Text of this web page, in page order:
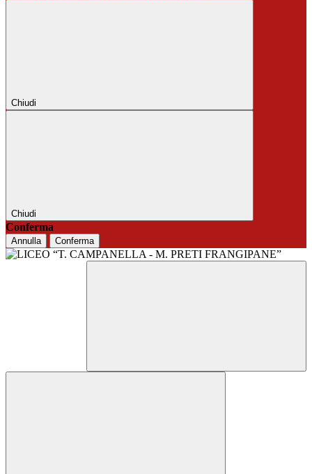
Chiudi
Chiudi
Conferma
Annulla Conferma